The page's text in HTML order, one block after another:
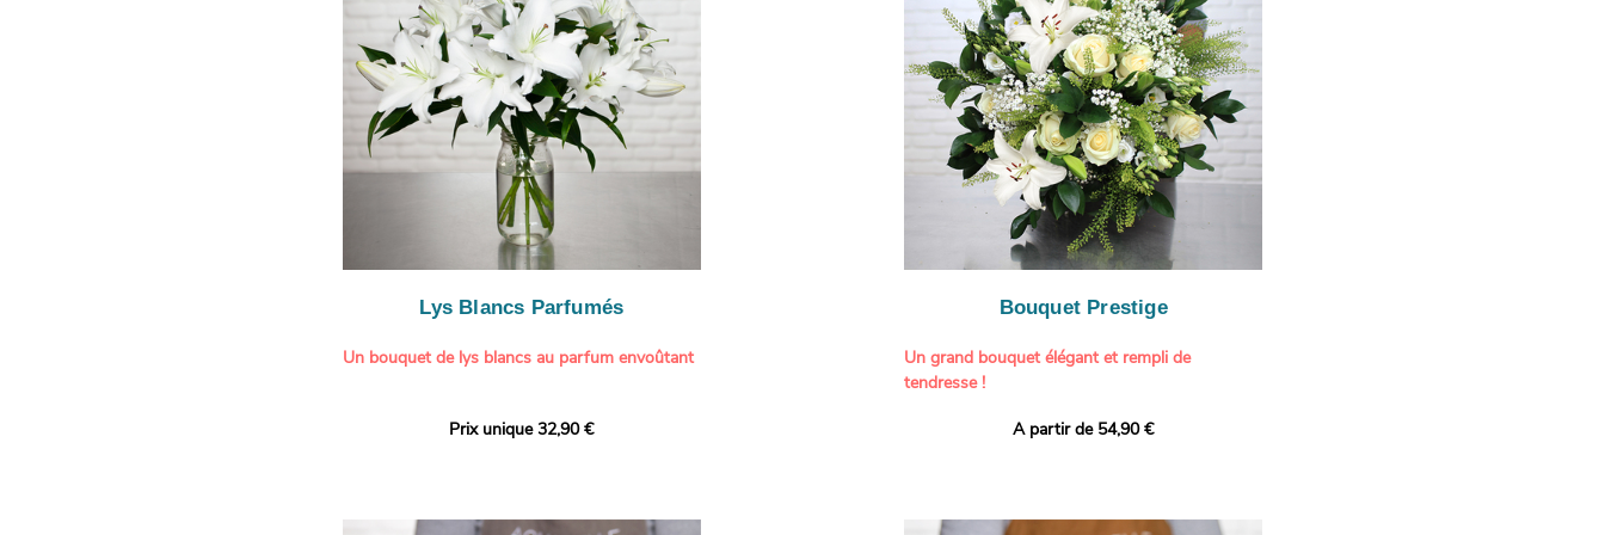
- Gâter un proche pour son anniversaire
- Célébrer une occasion spéciale
- Faire plaisir à un amateur d'art et de peinture
- Exprimer une atmosphère méditerranéenne et
colorée dans votre intérieur.
Tableau : Paul Signac,Vue de Saint-Tropez,
coucher de soleil au bois de pins, 1888
Crédits photo :classicpaintings / Alamy Stock
particulière à un proche.
Il contient :
- Des hortensias colorés (les couleurs peuvent
varier selon l’arrivage)
- Des fleurs à grosse tête, au charme intemporel
À offrir pour :
- Célébrer un anniversaire
- Remercier avec panache
- Apporter une touche florale à une maison de
Lys Blancs Parfumés
Un bouquet de lys blancs au parfum envoûtant
élégante composition de lys blancs signée
Prix unique 32,90 €
Bouquet Prestige
Un grand bouquet élégant et rempli de
tendresse !
Offrez un instant de douceur avec ce bouquet
A partir de 54,90 €